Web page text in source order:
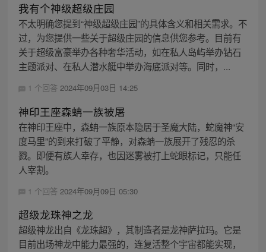
我有个神级超级庄园
不太明确您提到“神级超级庄园”的具体含义和相关需求。不
过，为您提供一些关于超级庄园的信息供您参考。目前有
关于超级富豪举办各种奢华活动，如在私人岛屿举办钻石
主题派对、在私人潜水艇中举办海底派对等。同时，...
1 个回答 2024年09月03日 14:25
神印王座森蚺一族被屠
在神印王座中，森蚺一族原本隐居于圣魔大陆，蛇魔神“安
度马里”的到来打破了平静，对森蚺一族展开了残忍的杀
戮。即便有族人幸存，也因迷雾被打上蛇眼标记，只能任
人宰割。
1 个回答 2024年09月09日 05:30
超级龙珠神之龙
超级神龙出自《龙珠超》，其制造者是龙神萨拉玛。它是
目前出场神龙中能力最强的，连复活整个宇宙都能实现，